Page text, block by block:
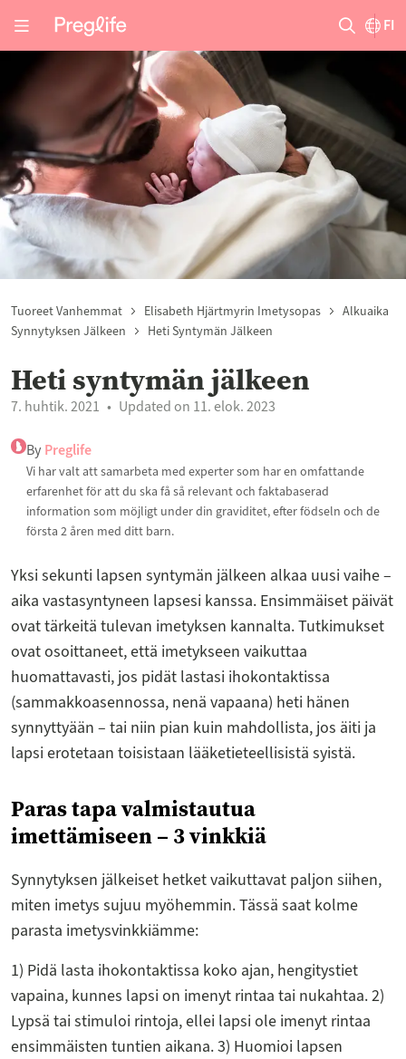
FI
Tuoreet Vanhemmat Elisabeth Hjärtmyrin Imetysopas
Alkuaika
Synnytyksen Jälkeen
Heti Syntymän Jälkeen
Heti syntymän jälkeen
7. huhtik. 2021 Updated on 11. elok. 2023
By Preglife
Vi har valt att samarbeta med experter som har en omfattande
erfarenhet för att du ska få så relevant och faktabaserad
information som möjligt under din graviditet, efter födseln och de
första 2 åren med ditt barn.
Yksi sekunti lapsen syntymän jälkeen alkaa uusi vaihe –
aika vastasyntyneen lapsesi kanssa. Ensimmäiset päivät
ovat tärkeitä tulevan imetyksen kannalta. Tutkimukset
ovat osoittaneet, että imetykseen vaikuttaa
huomattavasti, jos pidät lastasi ihokontaktissa
(sammakkoasennossa, nenä vapaana) heti hänen
synnyttyään – tai niin pian kuin mahdollista, jos äiti ja
lapsi erotetaan toisistaan lääketieteellisistä syistä.
Paras tapa valmistautua
imettämiseen – 3 vinkkiä
Synnytyksen jälkeiset hetket vaikuttavat paljon siihen,
miten imetys sujuu myöhemmin. Tässä saat kolme
parasta imetysvinkkiämme:
1) Pidä lasta ihokontaktissa koko ajan, hengitystiet
vapaina, kunnes lapsi on imenyt rintaa tai nukahtaa. 2)
Lypsä tai stimuloi rintoja, ellei lapsi ole imenyt rintaa
ensimmäisten tuntien aikana. 3) Huomioi lapsen